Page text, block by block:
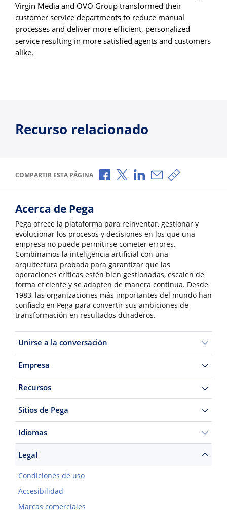
Virgin Media and OVO Group transformed their
customer service departments to reduce manual
processes and deliver more efficient, personalized
service resulting in more satisfied agents and customers
alike.
Recurso relacionado
COMPARTIR ESTA PÁGINA Compartir a través de Facebook
Compartir a través de X
Compartir a través de
Compartir por
Copiar
Acerca de Pega
Pega ofrece la plataforma para reinventar, gestionar y
evolucionar los procesos y decisiones en los que una
empresa no puede permitirse cometer errores.
Combinamos la inteligencia artificial con una
arquitectura probada para garantizar que las
operaciones críticas estén bien gestionadas, escalen de
forma eficiente y se adapten de manera continua. Desde
1983, las organizaciones más importantes del mundo han
confiado en Pega para convertir sus ambiciones de
transformación en resultados duraderos.
Unirse a la conversación
Empresa
Recursos
Sitios de Pega
Idiomas
Legal
Condiciones de uso
Accesibilidad
Marcas comerciales